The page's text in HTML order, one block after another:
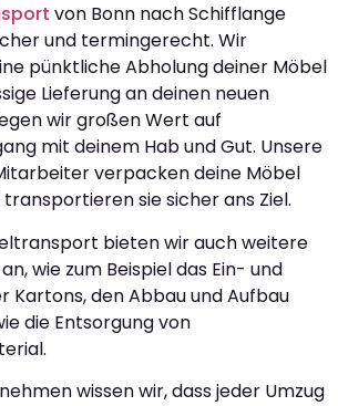
von Bonn nach Schifflange
und termingerecht. Wir
pünktliche Abholung deiner Möbel
Lieferung an deinen neuen
wir großen Wert auf
mit deinem Hab und Gut. Unsere
verpacken deine Möbel
sie sicher ans Ziel.
bieten wir auch weitere
wie zum Beispiel das Ein- und
Kartons, den Abbau und Aufbau
die Entsorgung von
wissen wir, dass jeder Umzug